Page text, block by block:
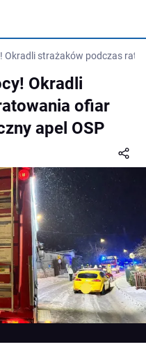
Okradli strażaków podczas
Okradli
ofiar
apel OSP